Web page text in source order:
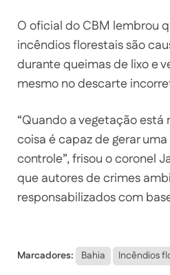
O oficial do CBM lembrou
incêndios florestais são
durante queimas de lixo e
mesmo no descarte
“Quando a vegetação
coisa é capaz de gerar
controle”, frisou o coronel
que autores de crimes
responsabilizados com
Marcadores: Bahia Incêndios